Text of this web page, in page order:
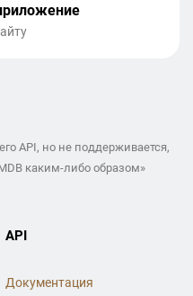
API, но не поддерживается,
каким-либо образом»
API
Документация